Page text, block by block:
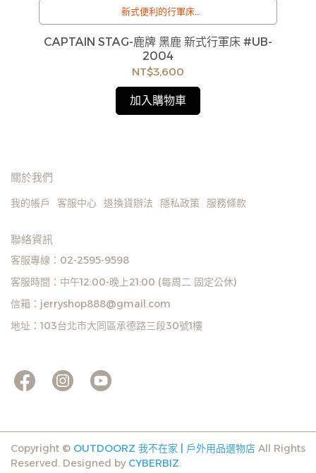
新式便利的行軍床
訂購注意事項 :
商品流動性快且多個平台共用庫存，偶有下單後缺貨
情形，客服人員將立即與您聯繫交期或更換商品，如
無法出貨，本公司將有權取消訂單，造成不便尚請見
諒。如遇庫存不足無法下單，亦歡迎洽詢客服。
CAPTAIN STAG-鹿牌 黑鹿 新式行軍床 #UB-
2004
NT$3,600
加入購物車
關於我們
我的帳戶 客服中心 退換貨辦法 隱私政策 服務條款
聯絡資訊
客服專線：02-2595-9598
客服時間：中午12:00-晚上21:00 (每周二 固定公休)
信箱：jerryshop888@gmail.com
地址：103台北市大同區承德路三段30號1樓
Copyright © OUTDOORZ 我不在家 | 戶外用品選物店 All Rights
Reserved. Designed by CYBERBIZ